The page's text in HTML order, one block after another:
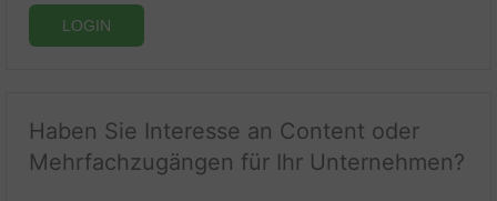
LOGIN
Haben Sie Interesse an Content oder
Mehrfachzugängen für Ihr Unternehmen?